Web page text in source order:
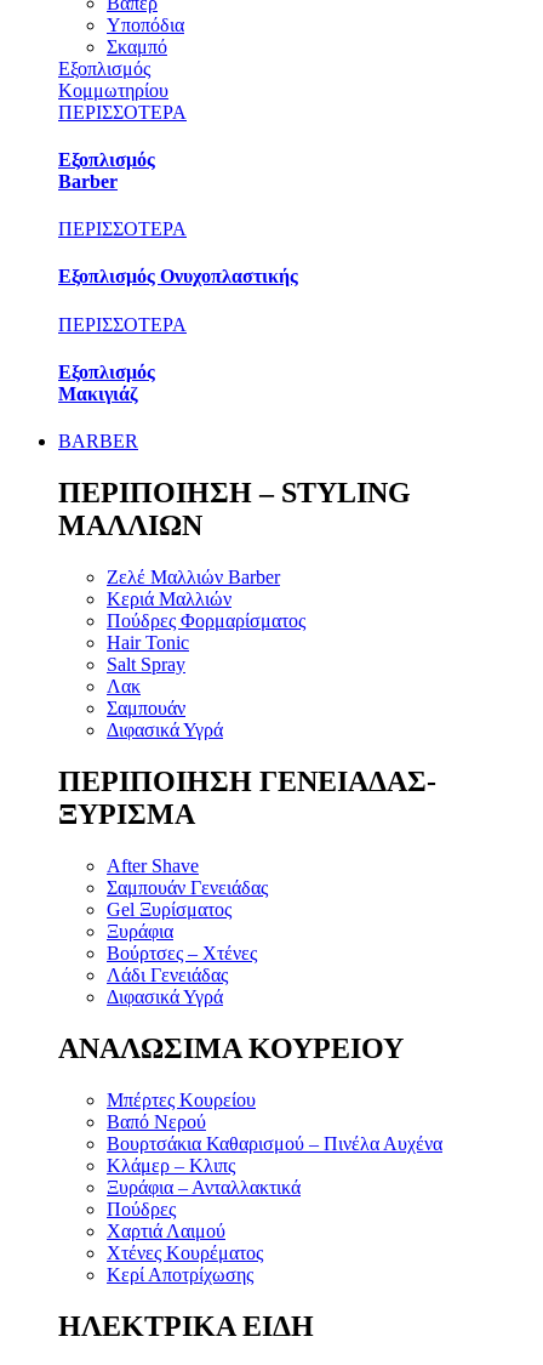
Υποπόδια
Σκαμπό
Εξοπλισμός
Κομμωτηρίου
ΠΕΡΙΣΣΟΤΕΡΑ
Εξοπλισμός
Barber
ΠΕΡΙΣΣΟΤΕΡΑ
Εξοπλισμός Ονυχοπλαστικής
ΠΕΡΙΣΣΟΤΕΡΑ
Εξοπλισμός
Μακιγιάζ
BARBER
ΠΕΡΙΠΟΙΗΣΗ – STYLING
ΜΑΛΛΙΩΝ
Ζελέ Μαλλιών Barber
Κεριά Μαλλιών
Πούδρες Φορμαρίσματος
Hair Tonic
Salt Spray
Λακ
Σαμπουάν
Διφασικά Υγρά
ΠΕΡΙΠΟΙΗΣΗ ΓΕΝΕΙΑΔΑΣ-
ΞΥΡΙΣΜΑ
After Shave
Σαμπουάν Γενειάδας
Gel Ξυρίσματος
Ξυράφια
Βούρτσες – Χτένες
Λάδι Γενειάδας
Διφασικά Υγρά
ΑΝΑΛΩΣΙΜΑ ΚΟΥΡΕΙΟΥ
Μπέρτες Κουρείου
Βαπό Νερού
Βουρτσάκια Καθαρισμού – Πινέλα Αυχένα
Κλάμερ – Κλιπς
Ξυράφια – Ανταλλακτικά
Πούδρες
Χαρτιά Λαιμού
Χτένες Κουρέματος
Κερί Αποτρίχωσης
ΗΛΕΚΤΡΙΚΑ ΕΙΔΗ